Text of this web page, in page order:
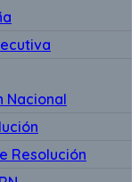
Nacional
Resolución